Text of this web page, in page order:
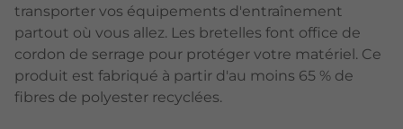
transporter vos équipements d'entraînement
partout où vous allez. Les bretelles font office de
cordon de serrage pour protéger votre matériel. Ce
produit est fabriqué à partir d'au moins 65 % de
fibres de polyester recyclées.